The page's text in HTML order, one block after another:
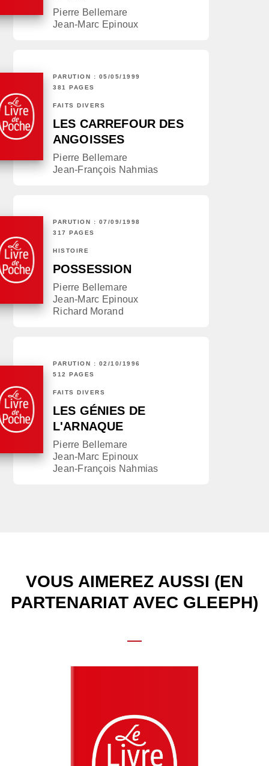
Pierre Bellemare
Jean-Marc Epinoux
PARUTION : 05/05/1999
381 PAGES
FAITS DIVERS
LES CARREFOUR DES
ANGOISSES
Pierre Bellemare
Jean-François Nahmias
PARUTION : 07/09/1998
317 PAGES
HISTOIRE
POSSESSION
Pierre Bellemare
Jean-Marc Epinoux
Richard Morand
PARUTION : 02/10/1996
512 PAGES
FAITS DIVERS
LES GÉNIES DE
L'ARNAQUE
Pierre Bellemare
Jean-Marc Epinoux
Jean-François Nahmias
VOUS AIMEREZ AUSSI (EN
PARTENARIAT AVEC GLEEPH)